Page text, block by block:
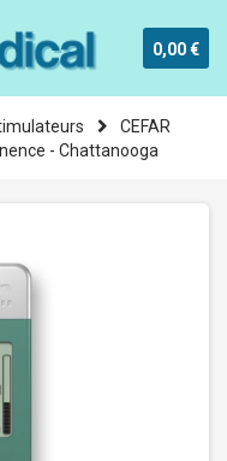
0,00 €
CEFAR
- Chattanooga